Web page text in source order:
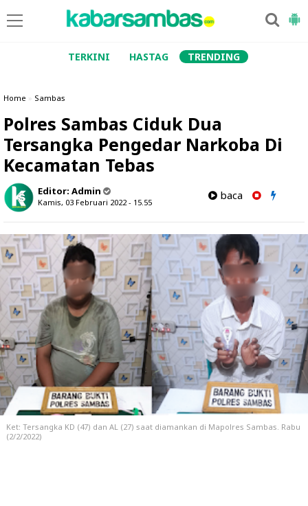
TERKINI HASTAG TRENDING
Home » Sambas
Polres Sambas Ciduk Dua
Tersangka Pengedar Narkoba Di
Kecamatan Tebas
Editor: Admin
Kamis, 03 Februari 2022 - 15.55
baca
Ket: Tersangka KD (47) dan AL (27) saat diamankan di Mapolres Sambas. Rabu
(2/2/2022)